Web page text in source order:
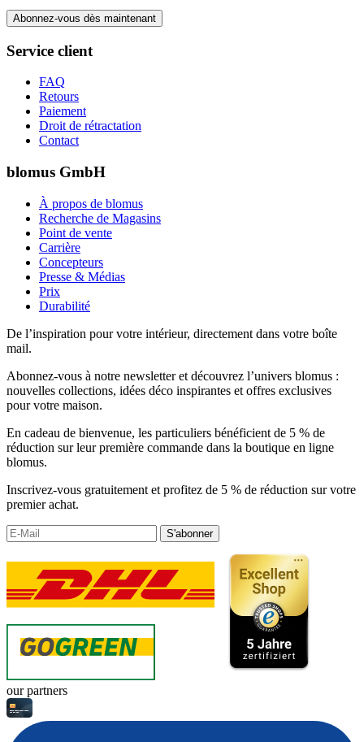
Abonnez-vous dès maintenant
Service client
FAQ
Retours
Paiement
Droit de rétractation
Contact
blomus GmbH
À propos de blomus
Recherche de Magasins
Point de vente
Carrière
Concepteurs
Presse & Médias
Prix
Durabilité
De l’inspiration pour votre intérieur, directement dans votre boîte
mail.
Abonnez-vous à notre newsletter et découvrez l’univers blomus :
nouvelles collections, idées déco inspirantes et offres exclusives
pour votre maison.
En cadeau de bienvenue, les particuliers bénéficient de 5 % de
réduction sur leur première commande dans la boutique en ligne
blomus.
Inscrivez-vous gratuitement et profitez de 5 % de réduction sur votre
premier achat.
S'abonner
our partners